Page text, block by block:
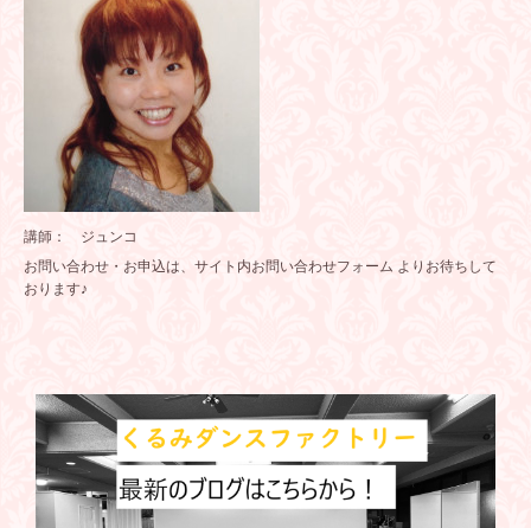
講師： ジュンコ
お問い合わせ・お申込は、サイト内お問い合わせフォーム よりお待ちして
おります♪